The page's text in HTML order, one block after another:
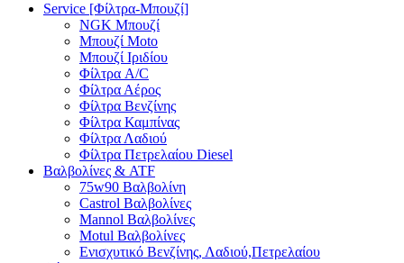
Service [Φίλτρα-Μπουζί]
NGK Μπουζί
Μπουζί Moto
Μπουζί Ιριδίου
Φίλτρα A/C
Φίλτρα Αέρος
Φίλτρα Βενζίνης
Φίλτρα Καμπίνας
Φίλτρα Λαδιού
Φίλτρα Πετρελαίου Diesel
Βαλβολίνες & ATF
75w90 Βαλβολίνη
Castrol Βαλβολίνες
Mannol Βαλβολίνες
Motul Βαλβολίνες
Ενισχυτικό Βενζίνης, Λαδιού,Πετρελαίου